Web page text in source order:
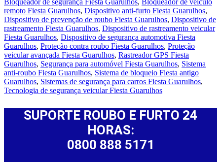
Bloqueador de segurança Fiesta Guarulhos, Bloqueador de veículo
remoto Fiesta Guarulhos, Dispositivo anti-furto Fiesta Guarulhos,
Dispositivo de prevenção de roubo Fiesta Guarulhos, Dispositivo de
rastreamento Fiesta Guarulhos, Dispositivo de rastreamento veicular
Fiesta Guarulhos, Dispositivo de segurança automotiva Fiesta
Guarulhos, Proteção contra roubo Fiesta Guarulhos, Proteção
veicular avançada Fiesta Guarulhos, Rastreador GPS Fiesta
Guarulhos, Segurança para automóvel Fiesta Guarulhos, Sistema
anti-roubo Fiesta Guarulhos, Sistema de bloqueio Fiesta antigo
Guarulhos, Sistemas de segurança para carros Fiesta Guarulhos,
Tecnologia de segurança veicular Fiesta Guarulhos
SUPORTE ROUBO E FURTO 24
HORAS:
0800 888 5171